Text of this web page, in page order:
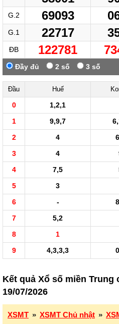
G.2 69093
G.1 22717
ĐB 122781
Đầy đủ 2 số 3 số
Đầu Huế
0 1,2,1
1
9,9,7
2
4
3
4
4
7,5
5
3
6
-
7
5,2
8
1
9
4,3,3,3
Kết quả Xổ số miền Trung
19/07/2026
XSMT » XSMT Chủ nhật »